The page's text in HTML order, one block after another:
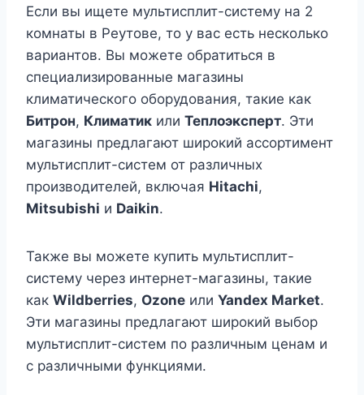
Если вы ищете мультисплит-систему на 2
комнаты в Реутове, то у вас есть несколько
вариантов. Вы можете обратиться в
специализированные магазины
климатического оборудования, такие как
Битрон, Климатик или Теплоэксперт. Эти
магазины предлагают широкий ассортимент
мультисплит-систем от различных
производителей, включая Hitachi,
Mitsubishi и Daikin.
Также вы можете купить мультисплит-
систему через интернет-магазины, такие
как Wildberries, Ozone или Yandex Market.
Эти магазины предлагают широкий выбор
мультисплит-систем по различным ценам и
с различными функциями.